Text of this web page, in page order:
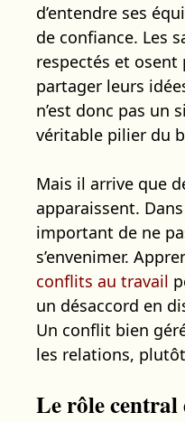
d’entendre ses
de confiance. Les
respectés et
partager leurs
n’est donc pas un
véritable pilier du
Mais il arrive que
apparaissent.
important de ne
s’envenimer.
conflits au travail
un désaccord en
Un conflit bien
les relations,
Le rôle